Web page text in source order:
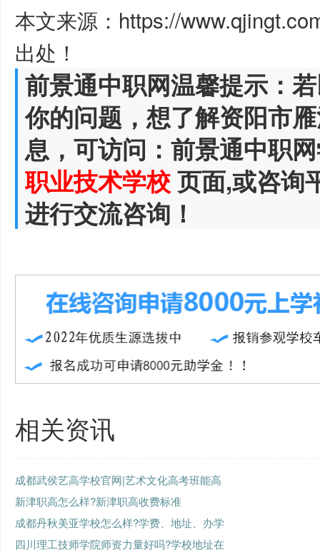
本文来源：https://
出处！
前景通中职网温馨提示：
你的问题，想了解资阳市
息，可访问：前景通中职
职业技术学校页面,或咨询
进行交流咨询！
相关资讯
成都武侯艺高学校官网|艺术文化高考班能高
新津职高怎么样?新津职高收费标准
成都丹秋美亚学校怎么样?学费、地址、办学
四川理工技师学院师资力量好吗?学校地址在